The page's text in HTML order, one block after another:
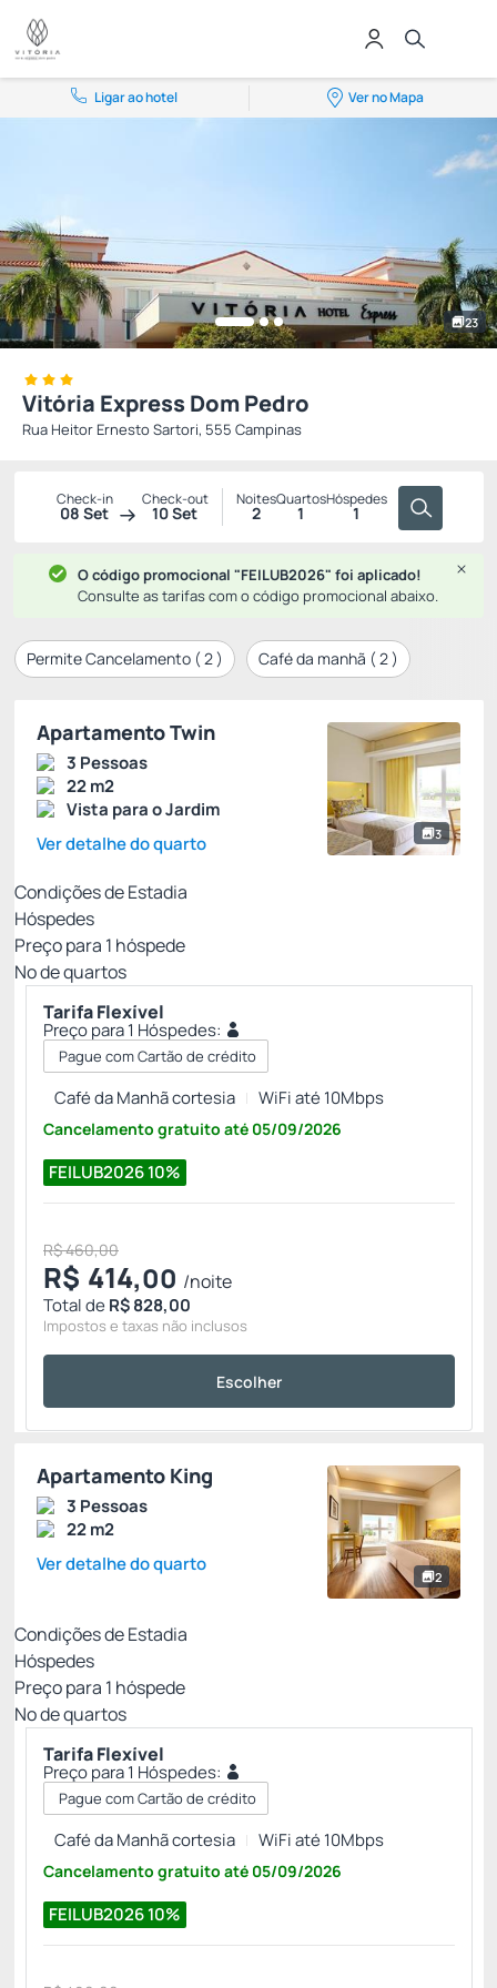
Ligar ao hotel Ver no Mapa
23
Vitória Express Dom Pedro
Rua Heitor Ernesto Sartori, 555 Campinas
Check-in
08 Set
Check-out
10 Set
Noites
2
Quartos
1
Hóspedes
1
O código promocional "FEILUB2026" foi aplicado!
Consulte as tarifas com o código promocional abaixo.
Permite Cancelamento ( 2) Café da manhã ( 2)
3
Apartamento Twin
3 Pessoas
22 m2
Vista para o Jardim
Ver detalhe do quarto
Condições de Estadia
Hóspedes
Preço para 1 hóspede
Nº de quartos
Tarifa Flexível
Preço para 1 Hóspedes:
Pague com Cartão de crédito
FEILUB202610%
Café da Manhã cortesia WiFi até 10Mbps
Cancelamento gratuito até 05/09/2026
R$ 460,00
R$ 414,00 /noite
Total deR$ 828,00
Impostos e taxas não inclusos
Escolher
2
Apartamento King
3 Pessoas
22 m2
Ver detalhe do quarto
Condições de Estadia
Hóspedes
Preço para 1 hóspede
Nº de quartos
Tarifa Flexível
Preço para 1 Hóspedes:
Pague com Cartão de crédito
FEILUB202610%
Café da Manhã cortesia WiFi até 10Mbps
Cancelamento gratuito até 05/09/2026